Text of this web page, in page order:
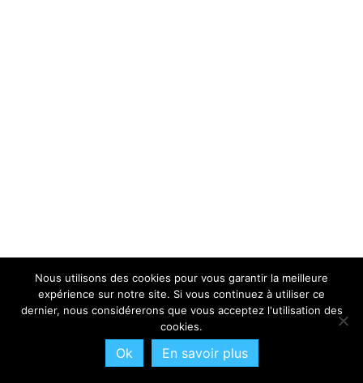
Nous utilisons des cookies pour vous garantir la meilleure
expérience sur notre site. Si vous continuez à utiliser ce
dernier, nous considérerons que vous acceptez l'utilisation des
cookies.
Ok En savoir plus